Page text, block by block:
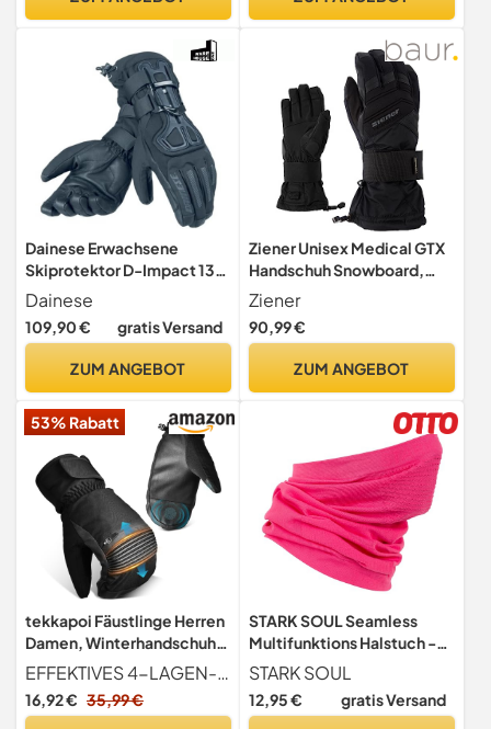
Dainese Erwachsene
Skiprotektor D-Impact 13
D-Dry Gloves,
Schwarz/Carbon, M,
4815916_B84
Dainese
109,90 € gratis Versand
ZUM ANGEBOT
Ziener Unisex Medical GTX
Handschuh Snowboard,
Schwarz , 8
Ziener
90,99 €
ZUM ANGEBOT
53% Rabatt
tekkapoi Fäustlinge Herren
Damen, Winterhandschuhe
Skihandschuhe
Wasserdicht Warm, Thermo
Handschuhe Snowboard
EFFEKTIVES 4-LAGEN-SYSTEM FÜR HOHE PERFORMANCE Ihr zuverlässiger Schutz vor Kälte und Nässe. Der Aufbau dieses Ski Handschuh kombiniert eine winddichte und atmungsaktive Außenschicht (1), eine isolierende Nässe-Sperrschicht (2), eine leistungsstarke Thermo-Isolierung für effektiven Wärmerückhalt (3) und ein besonders weiches Fleece-Innenfutter (4). Das Ergebnis Angenehm warme und trockene Hände bei Ihren Winteraktivitäten
16,92 € 35,99 €
STARK SOUL Seamless
Multifunktions Halstuch -
Neckwarmer -BREATH-
Facemask Pink
STARK SOUL
12,95 € gratis Versand